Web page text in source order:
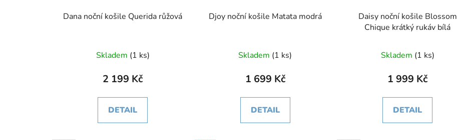
Dana noční košile Querida růžová
Skladem (1 ks)
2 199 Kč
DETAIL
Djoy noční košile Matata modrá
Skladem (1 ks)
1 699 Kč
DETAIL
Daisy noční košile Blossom
Chique krátký rukáv bílá
Skladem (1 ks)
1 999 Kč
DETAIL